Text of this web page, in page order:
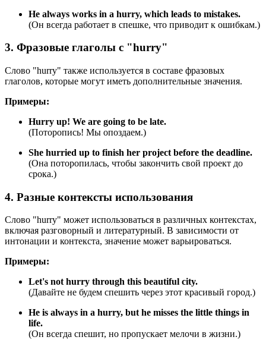
He always works in a hurry, which leads to mistakes.
(Он всегда работает в спешке, что приводит к ошибкам.)
3. Фразовые глаголы с "hurry"
Слово "hurry" также используется в составе фразовых
глаголов, которые могут иметь дополнительные значения.
Примеры:
Hurry up! We are going to be late.
(Поторопись! Мы опоздаем.)
She hurried up to finish her project before the deadline.
(Она поторопилась, чтобы закончить свой проект до
срока.)
4. Разные контексты использования
Слово "hurry" может использоваться в различных контекстах,
включая разговорный и литературный. В зависимости от
интонации и контекста, значение может варьироваться.
Примеры:
Let's not hurry through this beautiful city.
(Давайте не будем спешить через этот красивый город.)
He is always in a hurry, but he misses the little things in
life.
(Он всегда спешит, но пропускает мелочи в жизни.)